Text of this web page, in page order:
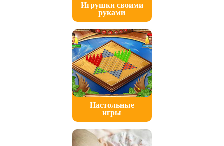
Игрушки своими
руками
Настольные
игры